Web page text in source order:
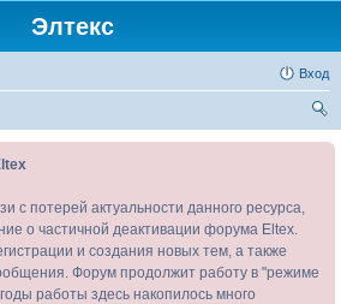
Элтекс
Вход
с потерей актуальности данного ресурса,
о частичной деактивации форума Eltex.
и создания новых тем, а также
Форум продолжит работу в "режиме
работы здесь накопилось много